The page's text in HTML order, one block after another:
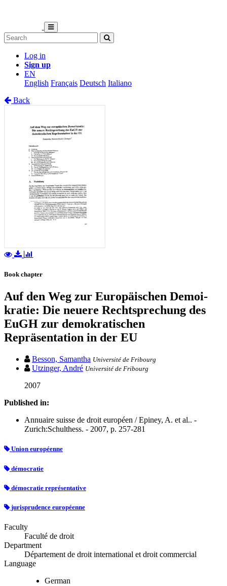
Log in
Sign up
EN
English Français Deutsch Italiano
Back
Book chapter
Auf den Weg zur Europäischen Demoi-
kratie: Die neuere Rechtsprechung des
EuGH zur demokratischen
Repräsentation in der EU
Besson, Samantha Université de Fribourg
Utzinger, André Université de Fribourg
2007
Published in:
Annuaire suisse de droit européen / Epiney, A. et al.. -
Zurich:Schulthess. - 2007, p. 257-281
Union européenne
démocratie
démocratie représentative
jurisprudence européenne
Faculty
Faculté de droit
Department
Département de droit international et droit commercial
Language
German